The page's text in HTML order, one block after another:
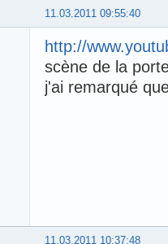
11.03.2011 09:55:40
http://
scène de la
j'ai remarqué
11.03.2011 10:37:48